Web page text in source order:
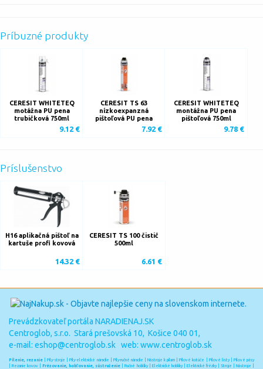
Príbuzné produkty
CERESIT WHITETEQ
motážna PU pena
trubičková 750ml
9.12 €
CERESIT TS 63
nízkoexpanzná
pištoľová PU pena
7.92 €
CERESIT WHITETEQ
montážna PU pena
pištoľová 750ml
9.78 €
Príslušenstvo
H16 aplikačná pištoľ na
kartuše profi kovová
14.32 €
CERESIT TS 100 čistič
500ml
6.61 €
Pílenie, rezanie |Píly-stroje |Píly-elektrické náradie Píly-ručné náradie |Nástroje k pílam |Pílové kotúče Pílové listy| Pílové pásy
|Rezanie kovov Frézovanie, hobľovanie, sústruženie |Ručné hoblíky| Elektrické hoblíky| Elektrické frézky| Stroje |Nástroje
Prevádzkovateľ portála NARADIENAJ.SK
Centroglob, s.r.o. Stará prešovská 10, Košice 040 01,
e-mail: eshop@centroglob.sk web: www.centroglob.sk